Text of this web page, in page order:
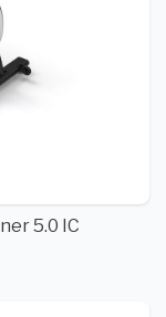
5.0 IC